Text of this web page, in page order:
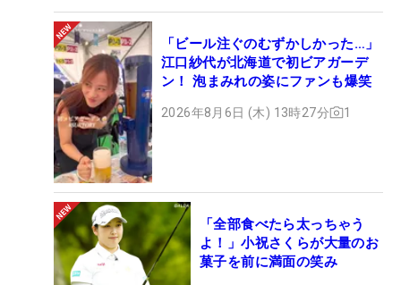
「ビール注ぐのむずかしかった…」
江口紗代が北海道で初ビアガーデ
ン！ 泡まみれの姿にファンも爆笑
2026年8月6日 (木) 13時27分 1
「全部食べたら太っちゃう
よ！」小祝さくらが大量のお
菓子を前に満面の笑み